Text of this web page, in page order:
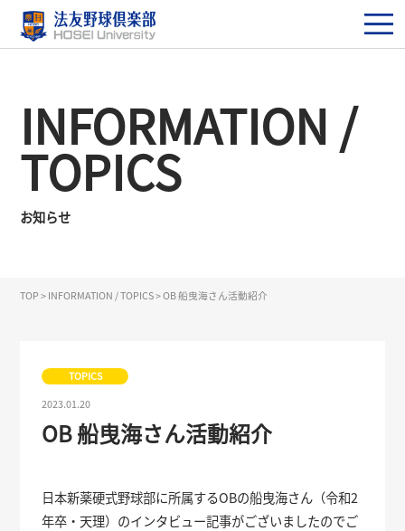
INFORMATION /
TOPICS
お知らせ
TOP> INFORMATION / TOPICS>OB 船曳海さん活動紹介
TOPICS
2023.01.20
OB 船曳海さん活動紹介
日本新薬硬式野球部に所属するOBの船曳海さん（令和2
年卒・天理）のインタビュー記事がございましたのでご